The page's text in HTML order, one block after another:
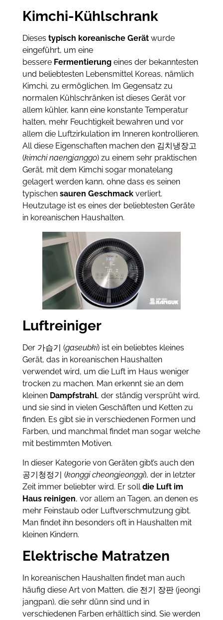
Kimchi-Kühlschrank
Dieses typisch koreanische Gerätwurde
eingeführt, um eine
bessere Fermentierung eines der bekanntesten
und beliebtesten Lebensmittel Koreas, nämlich
Kimchi, zu ermöglichen. Im Gegensatz zu
normalen Kühlschränken ist dieses Gerät vor
allem kühler, kann eine konstante Temperatur
halten, mehr Feuchtigkeit bewahren und vor
allem die Luftzirkulation im Inneren kontrollieren.
All diese Eigenschaften machen den 김치냉장고
(kimchi naengjanggo) zu einem sehr praktischen
Gerät, mit dem Kimchi sogar monatelang
gelagert werden kann, ohne dass es seinen
typischen sauren Geschmackverliert.
Heutzutage ist es eines der beliebtesten Geräte
in koreanischen Haushalten.
Luftreiniger
Der 가습기 (gaseubki) ist ein beliebtes kleines
Gerät, das in koreanischen Haushalten
verwendet wird, um die Luft im Haus weniger
trocken zu machen. Man erkennt sie an dem
kleinen Dampfstrahl, der ständig versprüht wird,
und sie sind in vielen Geschäften und Ketten zu
finden. Es gibt sie in verschiedenen Formen und
Farben, und manchmal findet man sogar welche
mit bestimmten Motiven.
In dieser Kategorie von Geräten gibt’s auch den
공기청정기 (konggi cheongjeonggi), der in letzter
Zeit immer beliebter wird. Er soll die Luft im
Haus reinigen, vor allem an Tagen, an denen es
mehr Feinstaub oder Luftverschmutzung gibt.
Man findet ihn besonders oft in Haushalten mit
kleinen Kindern.
Elektrische Matratzen
In koreanischen Haushalten findet man auch
häufig diese Art von Matten, die 전기 장판 (jeongi
jangpan), die sehr dünn sind und in
verschiedenen Farben erhältlich sind. Sie werden